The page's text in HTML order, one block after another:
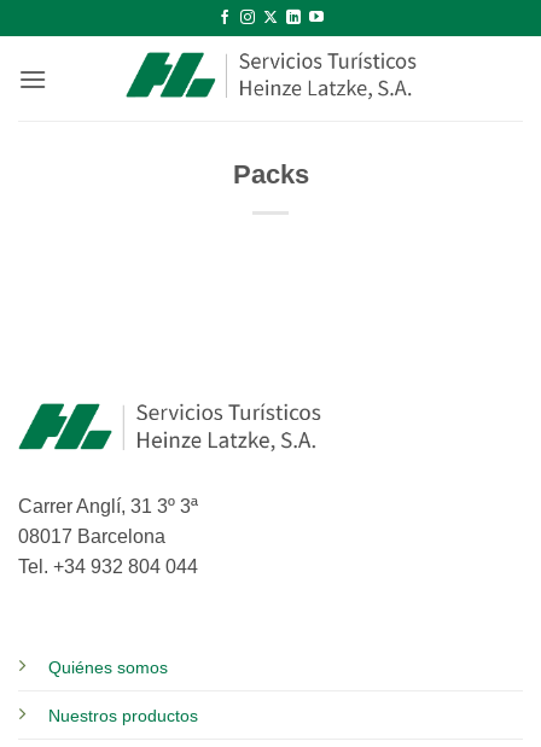
contenido
Packs
Carrer Anglí, 31 3º 3ª
08017 Barcelona
Tel. +34 932 804 044
Quiénes somos
Nuestros productos